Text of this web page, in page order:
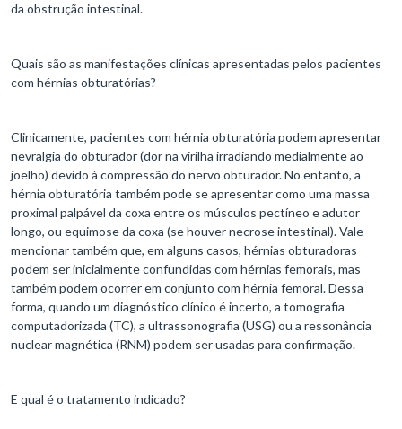
da obstrução intestinal.
Quais são as manifestações clínicas apresentadas pelos pacientes
com hérnias obturatórias?
Clinicamente, pacientes com hérnia obturatória podem apresentar
nevralgia do obturador (dor na virilha irradiando medialmente ao
joelho) devido à compressão do nervo obturador. No entanto, a
hérnia obturatória também pode se apresentar como uma massa
proximal palpável da coxa entre os músculos pectíneo e adutor
longo, ou equimose da coxa (se houver necrose intestinal). Vale
mencionar também que, em alguns casos, hérnias obturadoras
podem ser inicialmente confundidas com hérnias femorais, mas
também podem ocorrer em conjunto com hérnia femoral. Dessa
forma, quando um diagnóstico clínico é incerto, a tomografia
computadorizada (TC), a ultrassonografia (USG) ou a ressonância
nuclear magnética (RNM) podem ser usadas para confirmação.
E qual é o tratamento indicado?